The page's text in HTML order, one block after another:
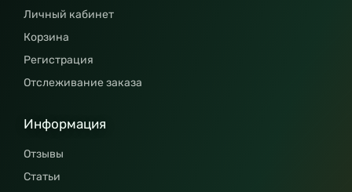
Личный кабинет
Корзина
Регистрация
Отслеживание заказа
Информация
Отзывы
Статьи